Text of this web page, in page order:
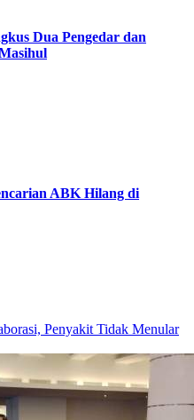
Dua Pengedar dan
ABK Hilang di
Penyakit Tidak Menular